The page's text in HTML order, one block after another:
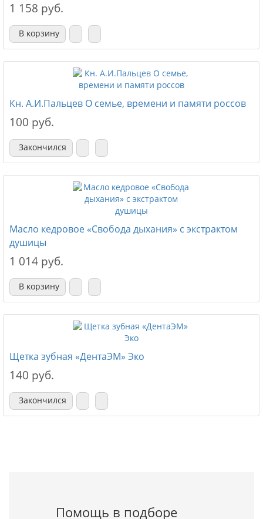
1 158 руб.
В корзину
Кн. А.И.Пальцев О семье, времени и памяти россов
100 руб.
Закончился
Масло кедровое «Свобода дыхания» с экстрактом
душицы
1 014 руб.
В корзину
Щетка зубная «ДентаЭМ» Эко
140 руб.
Закончился
Помощь в подборе